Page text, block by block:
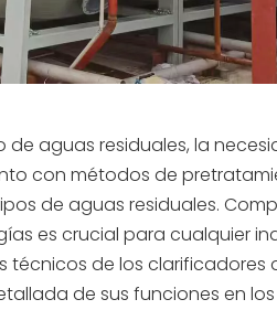
aguas residuales, la
con métodos de
de aguas residuales.
es crucial para cualquier
de los clarificadores
de sus funciones en